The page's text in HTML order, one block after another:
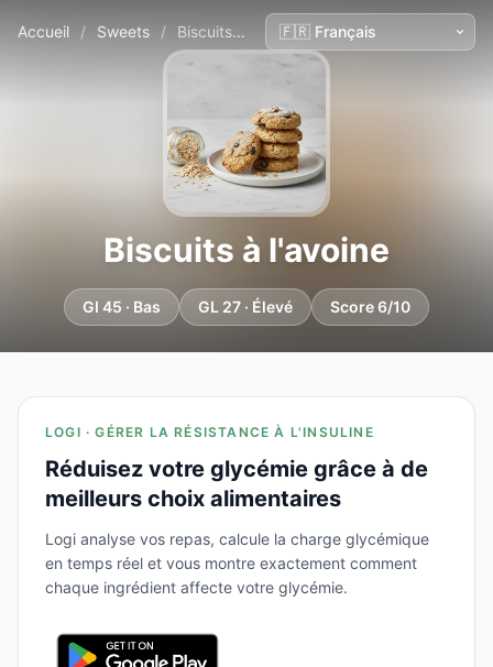
Accueil / Sweets / Biscuits à l'avoine
Biscuits à l'avoine
GI 45 · Bas GL 27 · Élevé Score 6/10
LOGI · GÉRER LA RÉSISTANCE À L'INSULINE
Réduisez votre glycémie grâce à de
meilleurs choix alimentaires
Logi analyse vos repas, calcule la charge glycémique
en temps réel et vous montre exactement comment
chaque ingrédient affecte votre glycémie.